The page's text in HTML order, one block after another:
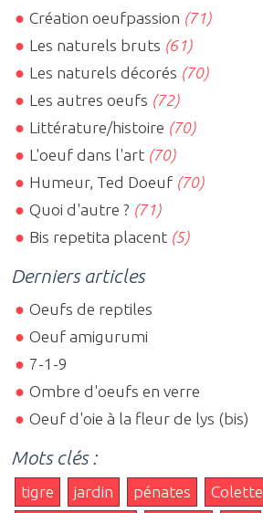
Création oeufpassion (71)
Les naturels bruts (61)
Les naturels décorés (70)
Les autres oeufs (72)
Littérature/histoire (70)
L'oeuf dans l'art (70)
Humeur, Ted Doeuf (70)
Quoi d'autre ? (71)
Bis repetita placent (5)
Derniers articles
Oeufs de reptiles
Oeuf amigurumi
7-1-9
Ombre d'oeufs en verre
Oeuf d'oie à la fleur de lys (bis)
Mots clés :
tigre jardin pénates Colette